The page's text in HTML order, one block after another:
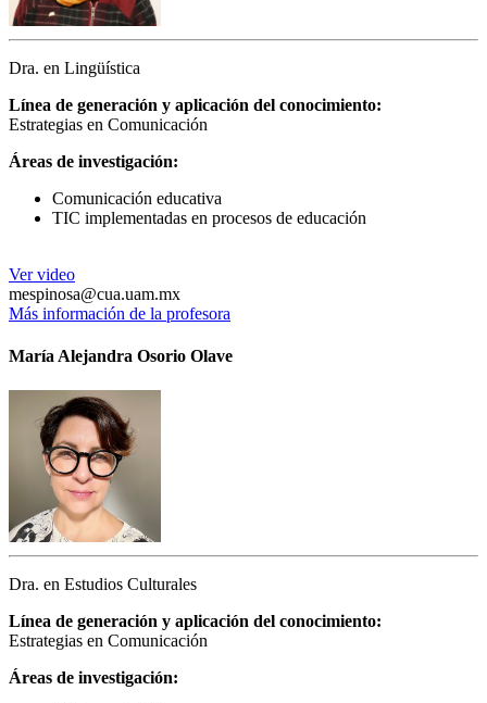
Dra. en Lingüística
Línea de generación y aplicación del conocimiento:
Estrategias en Comunicación
Áreas de investigación:
Comunicación educativa
TIC implementadas en procesos de educación
Ver video
mespinosa@cua.uam.mx
Más información de la profesora
María Alejandra Osorio Olave
Dra. en Estudios Culturales
Línea de generación y aplicación del conocimiento:
Estrategias en Comunicación
Áreas de investigación: